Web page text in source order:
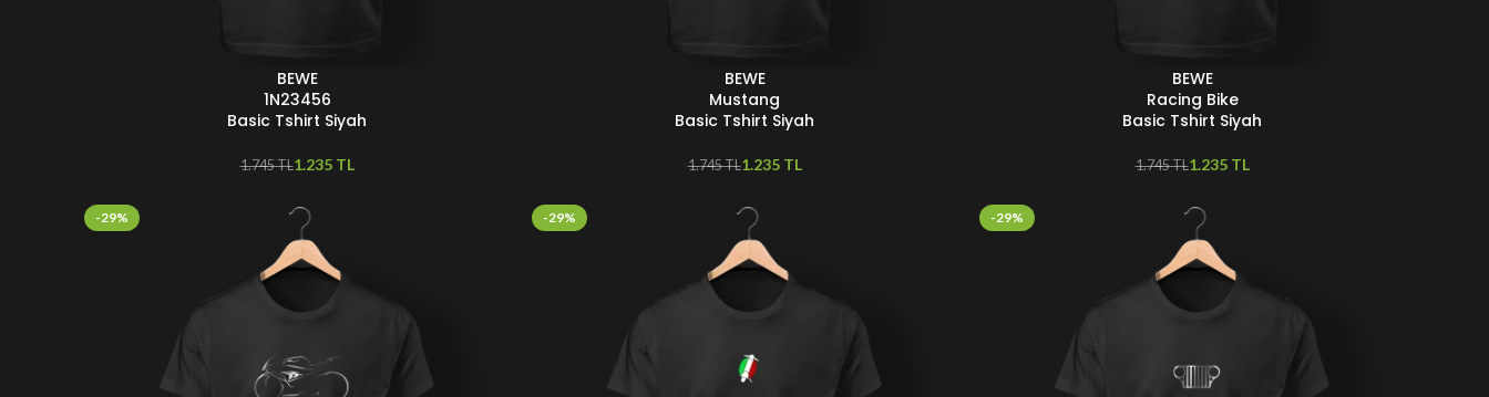
BEWE
1N23456
Basic Tshirt Siyah
1.745TL1.235 TL
BEWE
Mustang
Basic Tshirt Siyah
1.745TL1.235 TL
BEWE
Racing Bike
Basic Tshirt Siyah
1.745TL1.235 TL
-29% -29% -29%